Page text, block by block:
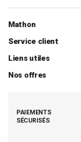
Mathon
Qui sommes-nous ?
Catalogue
La boutique de Saint-
La presse parle de
Service client
Livraisons
Paiements
Demande de
Liens utiles
Mon compte client
Retrouver (ou
Nos offres
Nos best-sellers
Moins cher par lot
PAIEMENTS
SÉCURISÉS